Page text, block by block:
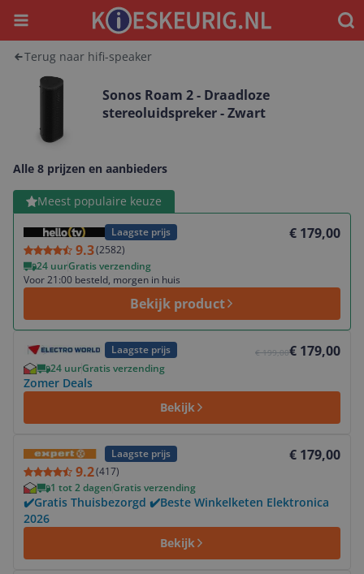
Menu
Terug naar hifi-speaker
Sonos Roam 2 - Draadloze
stereoluidspreker - Zwart
Alle 8 prijzen en aanbieders
Meest populaire keuze
Laagste prijs
9.3(2582)
€ 179,00
24 uurGratis verzending
Voor 21:00 besteld, morgen in huis
Bekijk product
Bekijk product
Laagste prijs € 199,00€ 179,00
24 uurGratis verzending
Zomer Deals
Bekijk
Laagste prijs
9.2(417)
€ 179,00
1 tot 2 dagenGratis verzending
✔️Gratis Thuisbezorgd ✔️Beste Winkelketen Elektronica
2026
Bekijk